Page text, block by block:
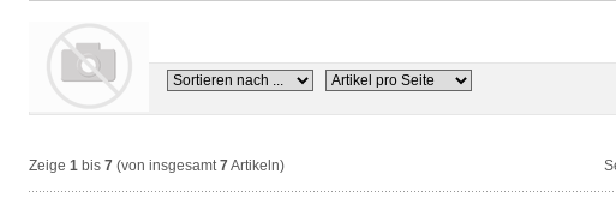
Zeige 1 bis 7 (von insgesamt7Artikeln)